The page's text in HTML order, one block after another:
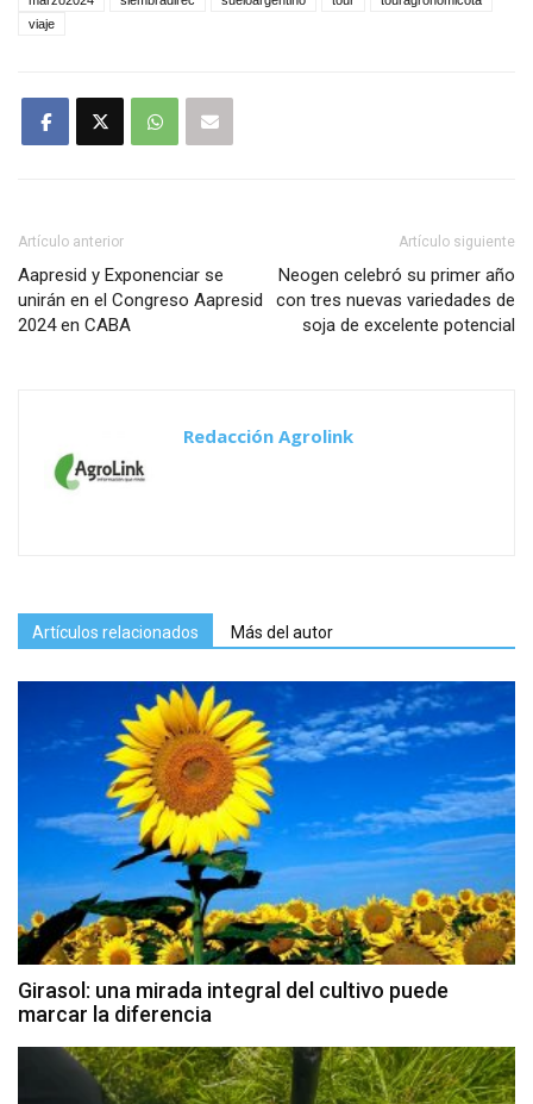
viaje
Artículo anterior
Aapresid y Exponenciar se
unirán en el Congreso Aapresid
2024 en CABA
Artículo siguiente
Neogen celebró su primer año
con tres nuevas variedades de
soja de excelente potencial
Redacción Agrolink
Artículos relacionados Más del autor
Girasol: una mirada integral del cultivo puede
marcar la diferencia